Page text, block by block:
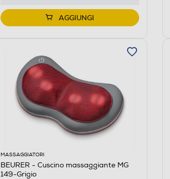
AGGIUNGI
MASSAGGIATORI
BEURER - Cuscino massaggiante MG
149-Grigio